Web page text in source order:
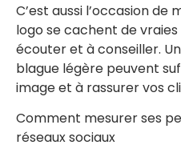
C’est aussi l’occasion
logo se cachent de
écouter et à conseiller.
blague légère peuvent
image et à rassurer vos
Comment mesurer ses
réseaux sociaux